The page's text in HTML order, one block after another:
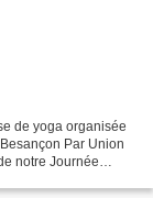
de yoga organisée
Par Union
notre Journée